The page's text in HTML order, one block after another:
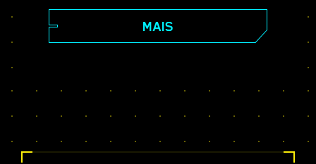
pulsante cheia de reviravoltas e escolhas
importantes, fortaleça-se com a árvore de
serviços emocionantes — e muito mais!
MAIS